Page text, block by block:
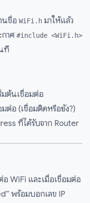
นชื่อ WiFi.h มาให้แล้ว
าศ #include <WiFi.h>
ที
มต้นเชื่อมต่อ
มต่อ (เชื่อมติดหรือยัง?)
ที่ได้รับจาก Router
อ WiFi และเมื่อเชื่อมต่อ
พร้อมบอกเลข IP